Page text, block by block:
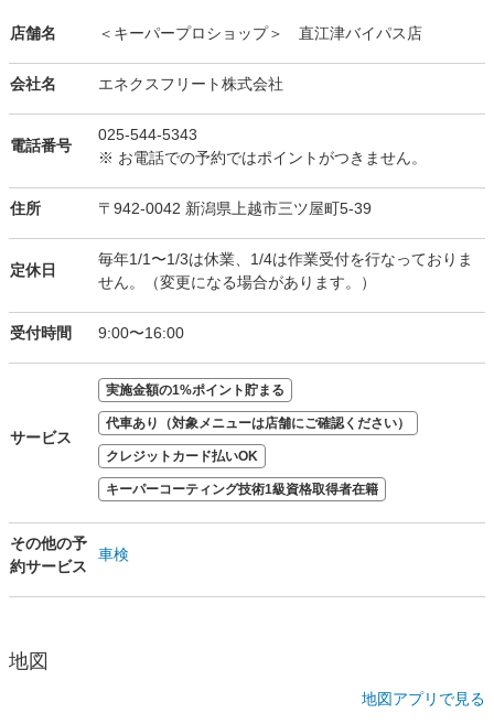
店舗名 ＜キーパープロショップ＞ 直江津バイパス店
会社名 エネクスフリート株式会社
電話番号
025-544-5343
※ お電話での予約ではポイントがつきません。
住所 〒942-0042 新潟県上越市三ツ屋町5-39
定休日
毎年1/1〜1/3は休業、1/4は作業受付を行なっておりま
せん。（変更になる場合があります。）
受付時間 9:00〜16:00
サービス
実施金額の1%ポイント貯まる
代車あり（対象メニューは店舗にご確認ください）
クレジットカード払いOK
キーパーコーティング技術1級資格取得者在籍
その他の予
約サービス
車検
地図
地図アプリで見る